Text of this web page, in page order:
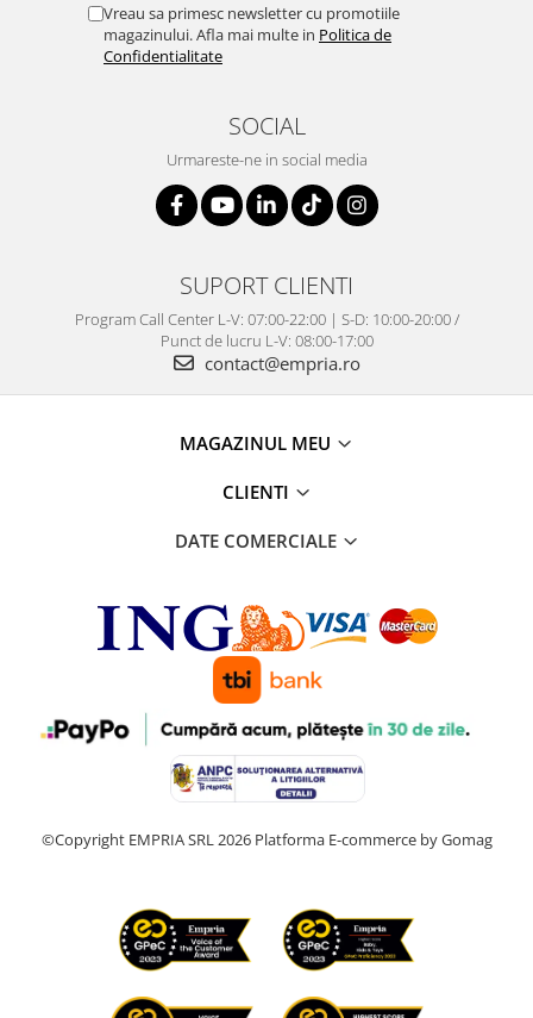
Vreau sa primesc newsletter cu promotiile
magazinului. Afla mai multe in Politica de
Confidentialitate
SOCIAL
Urmareste-ne in social media
SUPORT CLIENTI
Program Call Center L-V: 07:00-22:00 | S-D: 10:00-20:00 /
Punct de lucru L-V: 08:00-17:00
contact@empria.ro
MAGAZINUL MEU
CLIENTI
DATE COMERCIALE
©Copyright EMPRIA SRL 2026 Platforma E-commerce by Gomag